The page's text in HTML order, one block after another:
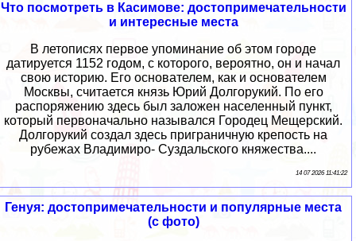
Что посмотреть в Касимове: достопримечательности
и интересные места
В летописях первое упоминание об этом городе
датируется 1152 годом, с которого, вероятно, он и начал
свою историю. Его основателем, как и основателем
Москвы, считается князь Юрий Долгорукий. По его
распоряжению здесь был заложен населенный пункт,
который первоначально назывался Городец Мещерский.
Долгорукий создал здесь приграничную крепость на
рубежах Владимиро- Суздальского княжества....
14 07 2026 11:41:22
Генуя: достопримечательности и популярные места
(с фото)